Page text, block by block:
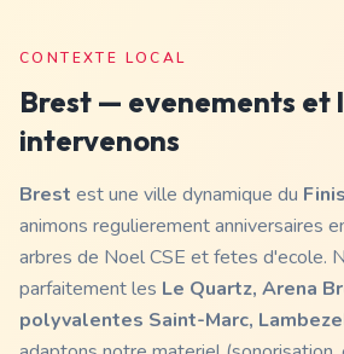
CONTEXTE LOCAL
Brest — evenements et
intervenons
Brest est une ville dynamique du
animons regulierement anniversaires
arbres de Noel CSE et fetes d'ecole.
parfaitement les Le Quartz, Arena
polyvalentes Saint-Marc,